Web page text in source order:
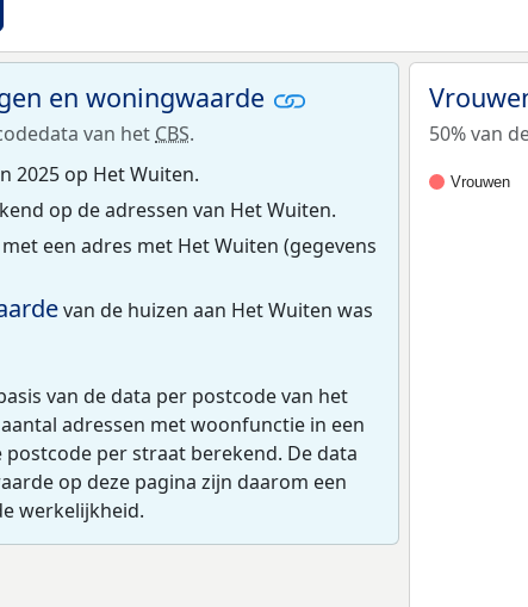
en woningwaarde
van het CBS.
2025 op Het Wuiten.
op de adressen van Het Wuiten.
een adres met Het Wuiten (gegevens
van de huizen aan Het Wuiten was
van de data per postcode van het
adressen met woonfunctie in een
per straat berekend. De data
op deze pagina zijn daarom een
werkelijkheid.
50% van
Vrouwen